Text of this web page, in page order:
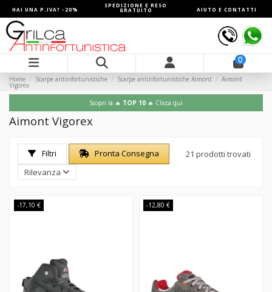
HAI UNA P.IVA? -20%
SPEDIZIONE E RESO
GRATUITO AIUTO E CONTATTI
0
Home Scarpe antinfortunistiche Scarpe antinfortunistiche Aimont Aimont
Vigorex
Scopri la 🔥 TOP 10 🔥 Clicca qui
Aimont Vigorex
Filtri Pronta Consegna
21 prodotti trovati
Rilevanza
-17,10 € -12,80 €